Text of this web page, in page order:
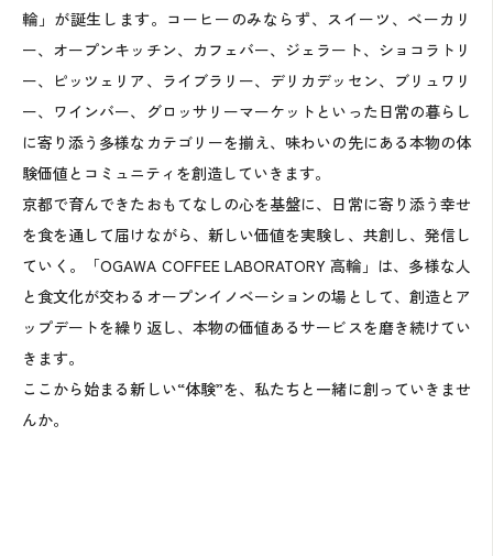
輪」が誕生します。コーヒーのみならず、スイーツ、ベーカリ
ー、オープンキッチン、カフェバー、ジェラート、ショコラトリ
ー、ピッツェリア、ライブラリー、デリカデッセン、ブリュワリ
ー、ワインバー、グロッサリーマーケットといった日常の暮らし
に寄り添う多様なカテゴリーを揃え、味わいの先にある本物の体
験価値とコミュニティを創造していきます。
京都で育んできたおもてなしの心を基盤に、日常に寄り添う幸せ
を食を通して届けながら、新しい価値を実験し、共創し、発信し
ていく。「OGAWA COFFEE LABORATORY 高輪」は、多様な人
と食文化が交わるオープンイノベーションの場として、創造とア
ップデートを繰り返し、本物の価値あるサービスを磨き続けてい
きます。
ここから始まる新しい“体験”を、私たちと一緒に創っていきませ
んか。